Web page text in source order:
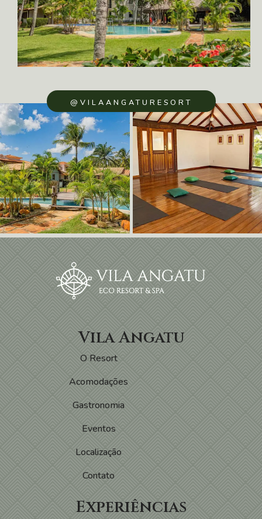
@VILAANGATURESORT
Vila Angatu
O Resort
Acomodações
Gastronomia
Eventos
Localização
Contato
Experiências